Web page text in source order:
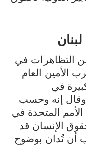
التظاهرات في
الأمين العام
في
وقال إنه وحسب
الأمم المتحدة في
الإنسان قد
أن تُدان بوضوح